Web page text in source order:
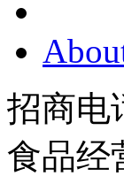
招商电
食品经